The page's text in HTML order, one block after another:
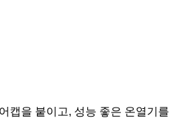
캡을 붙이고, 성능 좋은 온열기를